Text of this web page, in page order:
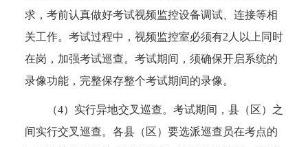
求，考前认真做好考试视频监控设备调试、连接等相
关工作。考试过程中，视频监控室必须有2人以上同时
在岗，加强考试巡查。考试期间，须确保开启系统的
录像功能，完整保存整个考试期间的录像。
（4）实行异地交叉巡查。考试期间，县（区）之
间实行交叉巡查。各县（区）要选派巡查员在考点的